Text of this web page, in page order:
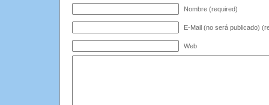
Nombre (required)
E-Mail (no será publicado)
Web